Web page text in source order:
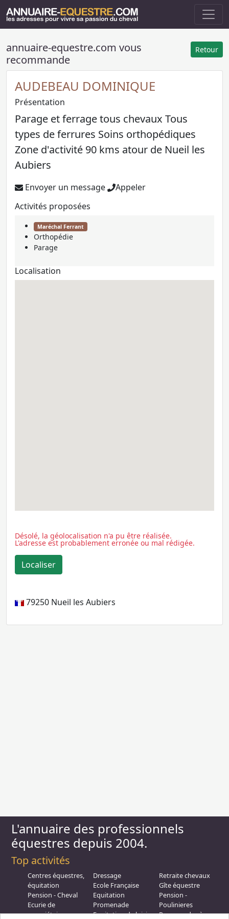
Retour
annuaire-equestre.com vous
recommande
AUDEBEAU DOMINIQUE
Présentation
Parage et ferrage tous chevaux Tous
types de ferrures Soins orthopédiques
Zone d'activité 90 kms atour de Nueil les
Aubiers
Envoyer un message
Appeler
Activités proposées
Maréchal Ferrant
Orthopédie
Parage
Localisation
Désolé, la géolocalisation n'a pu être réalisée.
L'adresse est probablement erronée ou mal rédigée.
79250 Nueil les Aubiers
L'annuaire des professionnels
équestres depuis 2004.
Top activités
Centres équestres,
équitation
Pension - Cheval
Ecurie de
propriétaire
Dressage
Ecole Française
Equitation
Promenade
Equitation de loisir
Retraite chevaux
Gîte équestre
Pension -
Poulinieres
Promenades à